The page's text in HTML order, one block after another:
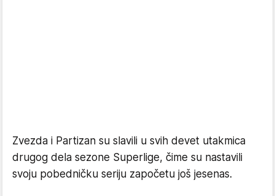
Zvezda i Partizan su slavili u svih devet utakmica
drugog dela sezone Superlige, čime su nastavili
svoju pobedničku seriju započetu još jesenas.